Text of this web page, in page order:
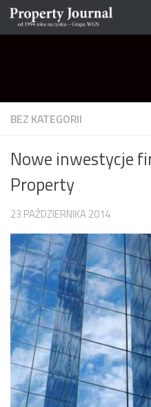
Skip to content
BEZ KATEGORII
Nowe inwestycje
Property
23 PAŹDZIERNIKA 2014